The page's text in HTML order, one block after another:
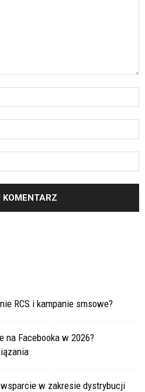
RCS i kampanie smsowe?
na Facebooka w 2026?
w zakresie dystrybucji